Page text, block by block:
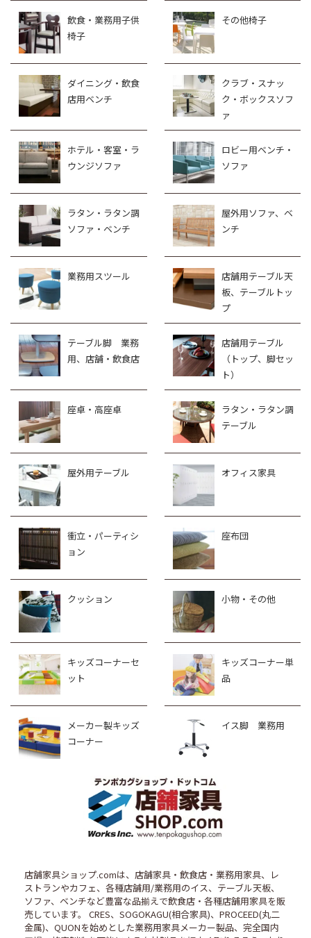
飲食・業務用子供
椅子
その他椅子
ダイニング・飲食
店用ベンチ
クラブ・スナッ
ク・ボックスソフ
ァ
ホテル・客室・ラ
ウンジソファ
ロビー用ベンチ・
ソファ
ラタン・ラタン調
ソファ・ベンチ
屋外用ソファ、ベ
ンチ
業務用スツール
店舗用テーブル天
板、テーブルトッ
プ
テーブル脚 業務
用、店舗・飲食店
店舗用テーブル
（トップ、脚セッ
ト）
座卓・高座卓
ラタン・ラタン調
テーブル
屋外用テーブル オフィス家具
衝立・パーティシ
ョン
座布団
クッション 小物・その他
キッズコーナーセ
ット
キッズコーナー単
品
メーカー製キッズ
コーナー
イス脚 業務用
店舗家具ショップ.comは、店舗家具・飲食店・業務用家具、レ
ストランやカフェ、各種店舗用/業務用のイス、テーブル天板、
ソファ、ベンチなど豊富な品揃えで飲食店・各種店舗用家具を販
売しています。 CRES、SOGOKAGU(相合家具)、PROCEED(丸二
金属)、QUONを始めとした業務用家具メーカー製品、完全国内